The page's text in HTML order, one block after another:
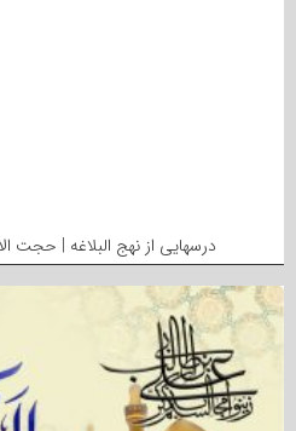
درسهایی از نهج البلاغه | حجت